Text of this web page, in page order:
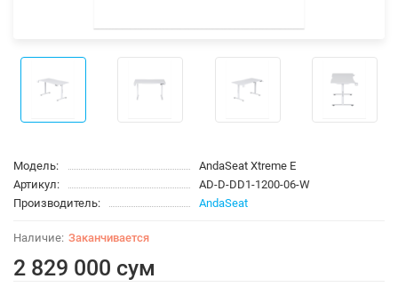
Модель:
AndaSeat Xtreme E
Артикул:
AD-D-DD1-1200-06-W
Производитель:
AndaSeat
Заканчивается
2 829 000 сум